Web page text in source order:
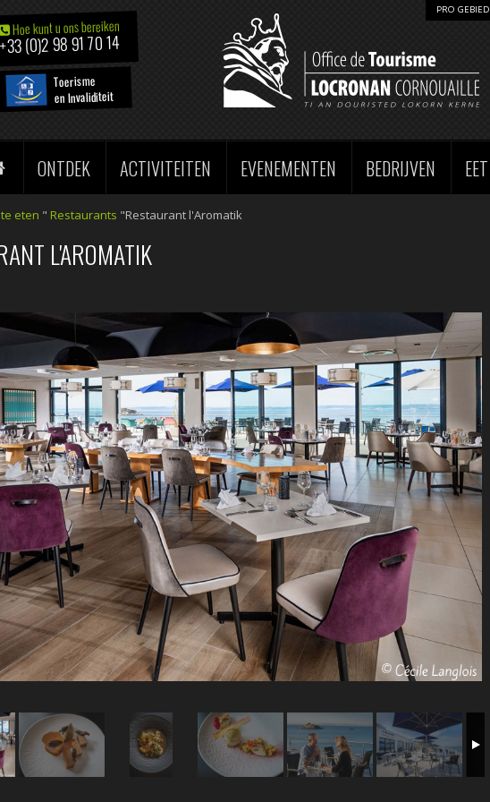
Hoe kunt u ons bereiken
+33 (0)2 98 91 70 14
Toerisme
en Invaliditeit
PRO GEBIED
ONTDEK ACTIVITEITEN EVENEMENTEN BEDRIJVEN EET
eten " Restaurants "Restaurant l'Aromatik
L'AROMATIK